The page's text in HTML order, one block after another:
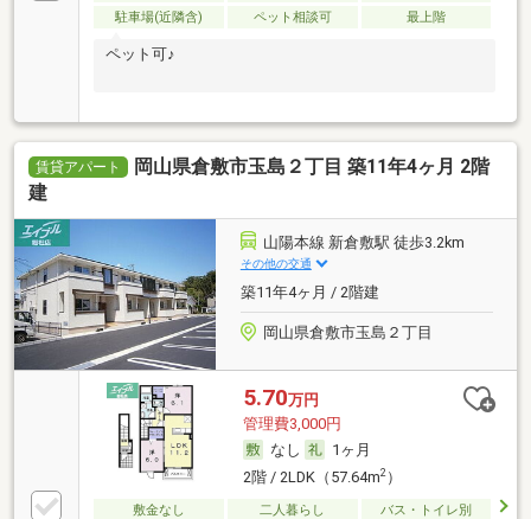
駐車場(近隣含)
ペット相談可 最上階
ペット可♪
賃貸アパート
岡山県倉敷市玉島２丁目 築11年4ヶ月 2階
建
山陽本線 新倉敷駅 徒歩3.2km
その他の交通
築11年4ヶ月 / 2階建
岡山県倉敷市玉島２丁目
5.70万円
管理費3,000円
なし
1ヶ月
2階 / 2LDK（57.64m2）
敷金なし 二人暮らし
バス・トイレ別